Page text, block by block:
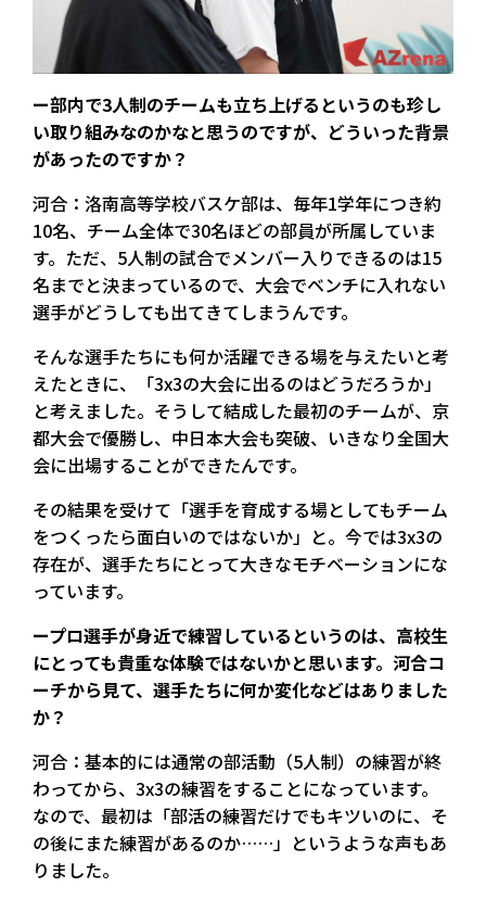
ー部内で3人制のチームも立ち上げるというのも珍し
い取り組みなのかなと思うのですが、どういった背景
があったのですか？
河合：洛南高等学校バスケ部は、毎年1学年につき約
10名、チーム全体で30名ほどの部員が所属していま
す。ただ、5人制の試合でメンバー入りできるのは15
名までと決まっているので、大会でベンチに入れない
選手がどうしても出てきてしまうんです。
そんな選手たちにも何か活躍できる場を与えたいと考
えたときに、「3x3の大会に出るのはどうだろうか」
と考えました。そうして結成した最初のチームが、京
都大会で優勝し、中日本大会も突破、いきなり全国大
会に出場することができたんです。
その結果を受けて「選手を育成する場としてもチーム
をつくったら面白いのではないか」と。今では3x3の
存在が、選手たちにとって大きなモチベーションにな
っています。
ープロ選手が身近で練習しているというのは、高校生
にとっても貴重な体験ではないかと思います。河合コ
ーチから見て、選手たちに何か変化などはありました
か？
河合：基本的には通常の部活動（5人制）の練習が終
わってから、3x3の練習をすることになっています。
なので、最初は「部活の練習だけでもキツいのに、そ
の後にまた練習があるのか……」というような声もあ
りました。